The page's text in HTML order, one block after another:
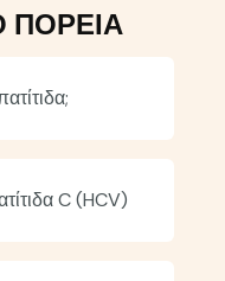
ΠΟΡΕΊΑ
C (HCV)